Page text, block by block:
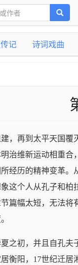
记 诗词戏曲
，再到太平天国
治维新运动相重
经历的精神变革
这个人从孔子和
篇幅太短，无法
之初，并且自孔
衡阳，17世纪迁